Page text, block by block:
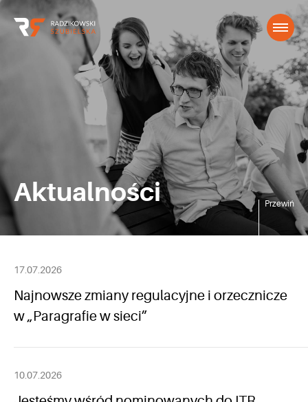
Aktualności Przewiń
17.07.2026
Najnowsze zmiany regulacyjne i orzecznicze
w „Paragrafie w sieci”
10.07.2026